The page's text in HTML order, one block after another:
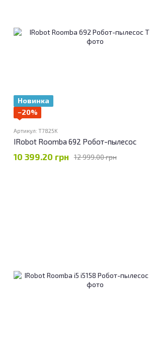
Новинка
−20%
Артикул: T7825K
IRobot Roomba 692 Робот-пылесос
12 999.00 грн
10 399.20 грн